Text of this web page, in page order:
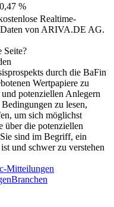
%
Realtime-
von ARIVA.DE AG.
Seite?
durch die BaFin
Wertpapiere zu
potenziellen Anlegern
zu lesen,
um sich möglichst
über die potenziellen
sind im Begriff, ein
und schwer zu verstehen
Mitteilungen
Branchen